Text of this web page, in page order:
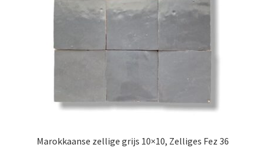
Marokkaanse zellige grijs 10×10, Zelliges Fez 36